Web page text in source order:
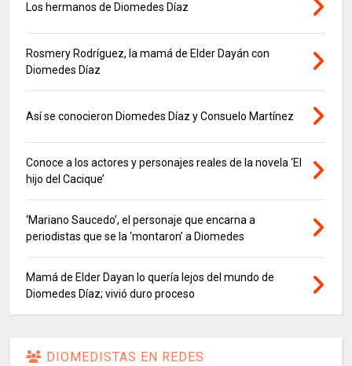
Los hermanos de Diomedes Díaz
Rosmery Rodríguez, la mamá de Elder Dayán con
Diomedes Díaz
Así se conocieron Diomedes Díaz y Consuelo Martínez
Conoce a los actores y personajes reales de la novela ‘El
hijo del Cacique’
‘Mariano Saucedo’, el personaje que encarna a
periodistas que se la ‘montaron’ a Diomedes
Mamá de Elder Dayan lo quería lejos del mundo de
Diomedes Díaz; vivió duro proceso
DIOMEDISTAS EN REDES